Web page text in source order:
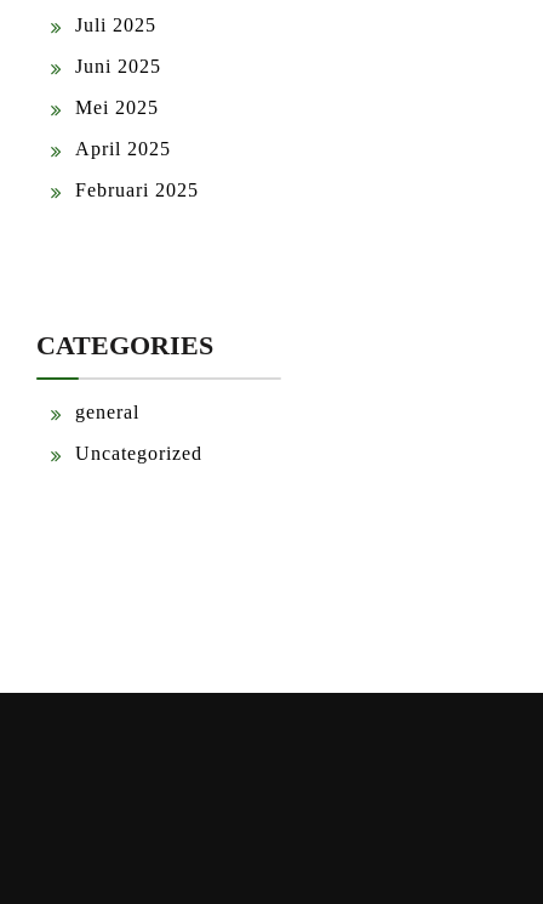
Juli 2025
Juni 2025
Mei 2025
April 2025
Februari 2025
CATEGORIES
general
Uncategorized